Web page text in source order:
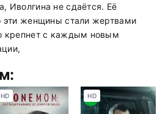
Иволгина не сдаётся. Её
эти женщины стали жертвами
крепнет с каждым новым
HD HD